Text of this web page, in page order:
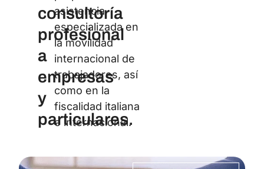
consultoría
profesional
a
empresas
y
particulares.
asistencia
especializada en
la movilidad
internacional de
trabajadores, así
como en la
fiscalidad italiana
e internacional.